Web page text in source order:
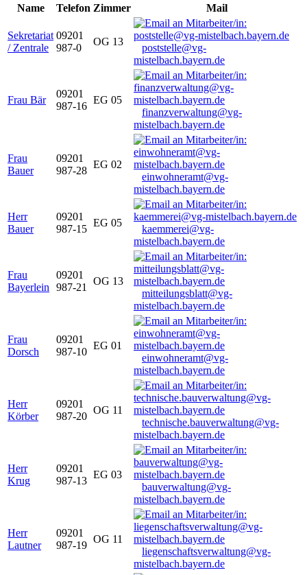
Name
Telefon Zimmer Mail
Sekretariat
/ Zentrale
09201
987-0
OG 13
poststelle@vg-
mistelbach.bayern.de
Frau Bär
09201
987-16
EG 05
finanzverwaltung@vg-
mistelbach.bayern.de
Frau
Bauer
09201
987-28
EG 02
einwohneramt@vg-
mistelbach.bayern.de
Herr
Bauer
09201
987-15
EG 05
kaemmerei@vg-
mistelbach.bayern.de
Frau
Bayerlein
09201
987-21
OG 13
mitteilungsblatt@vg-
mistelbach.bayern.de
Frau
Dorsch
09201
987-10
EG 01
einwohneramt@vg-
mistelbach.bayern.de
Herr
Körber
09201
987-20
OG 11
technische.bauverwaltung@vg-
mistelbach.bayern.de
Herr
Krug
09201
987-13
EG 03
bauverwaltung@vg-
mistelbach.bayern.de
Herr
Lautner
09201
987-19
OG 11
liegenschaftsverwaltung@vg-
mistelbach.bayern.de